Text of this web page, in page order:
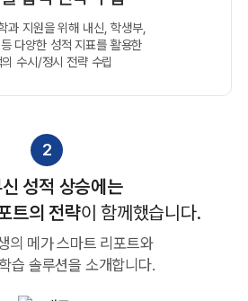
과 지원을 위해 내신, 학생부,
다양한 성적 지표를 활용한
수시/정시 전략 수립
2
성적 상승에는
트의 전략이 함께했습니다.
의 메가 스마트 리포트와
습 솔루션을 소개합니다.